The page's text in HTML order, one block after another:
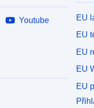
Youtube
EU
EU
EU
EU
EU